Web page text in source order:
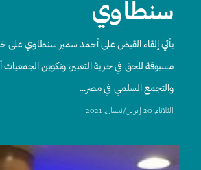
سنطاوي
يأتي إلقاء القبض على أحمد سمير سنطاوي على
مسبوقة للحق في حرية التعبير، وتكوين الجمعيات أو
والتجمع السلمي في مصر...
الثلاثاء, 20 إبريل/نيسان, 2021